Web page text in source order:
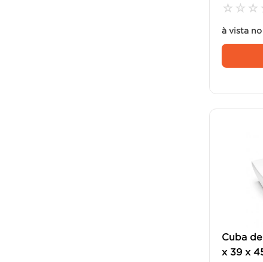
☆ ☆ ☆
à vista
Cuba
x 39 x